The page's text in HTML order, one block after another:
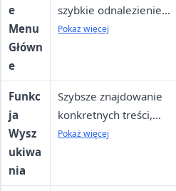
e
Menu
Główn
e
szybkie odnalezienie
potrzebnych informacji
Pokaż więcej
Funkc
ja
Wysz
ukiwa
nia
Szybsze znajdowanie
konkretnych treści,
redukcja czasu
Pokaż więcej